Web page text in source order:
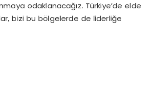
odaklanacağız. Türkiye’de elde
bizi bu bölgelerde de liderliğe